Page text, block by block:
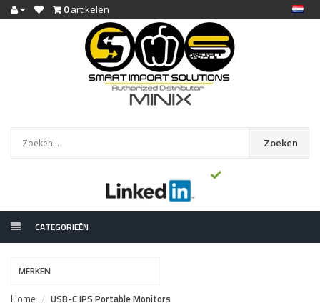
0artikelen
Zoeken
CATEGORIEËN
MERKEN
Home USB-C IPS Portable Monitors